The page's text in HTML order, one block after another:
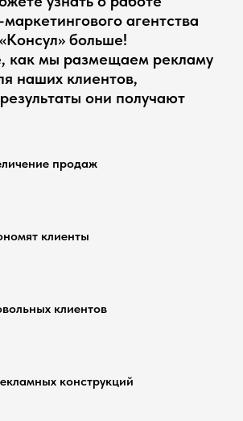
агентства
«Консул» больше!
как мы размещаем рекламу
наших клиентов,
они получают
продаж
клиенты
клиентов
конструкций